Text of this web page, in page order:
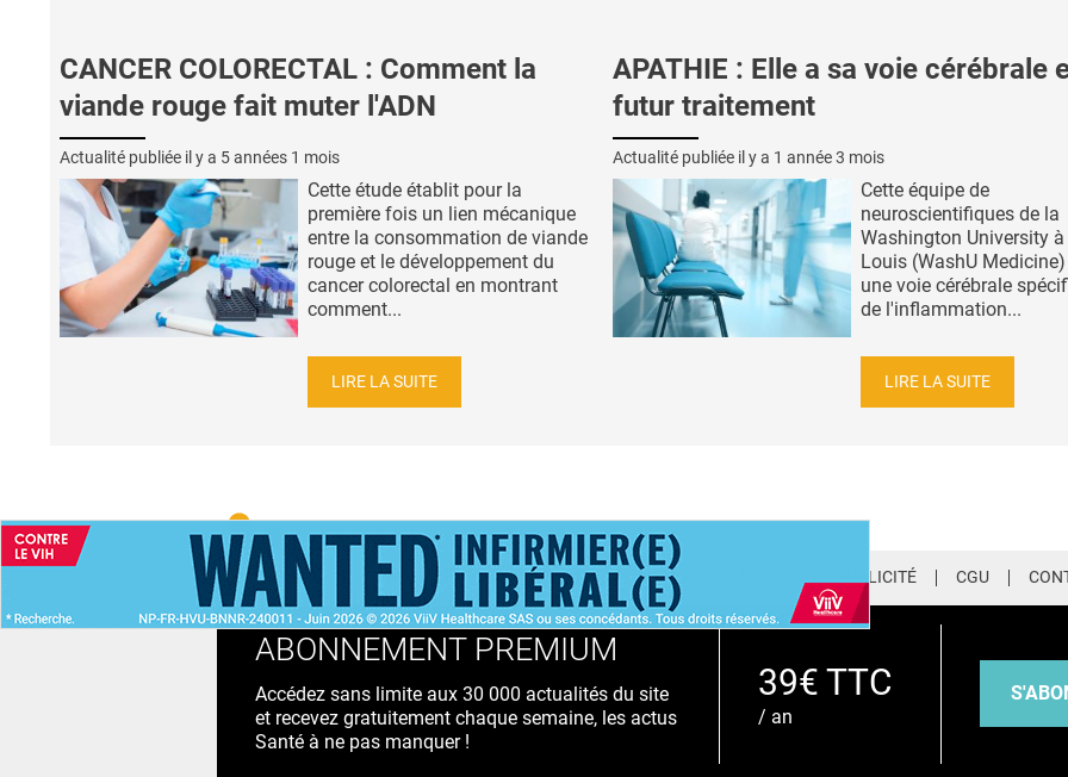
CANCER COLORECTAL : Comment la
viande rouge fait muter l'ADN
Actualité publiée il y a 5 années 1 mois
Cette étude établit pour la
première fois un lien mécanique
entre la consommation de viande
rouge et le développement du
cancer colorectal en montrant
comment...
LIRE LA SUITE
APATHIE : Elle a sa voie cérébrale
futur traitement
Actualité publiée il y a 1 année 3 mois
Cette équipe de
neuroscientifiques de la
Washington University
Louis (WashU
une voie cérébrale
de l'inflammation...
LIRE LA SUITE
ACCUEIL NEWSLETTER QUI SOMMES-NOUS ? PUBLICITÉ CGU
ABONNEMENT PREMIUM
Accédez sans limite aux 30 000 actualités du site
et recevez gratuitement chaque semaine, les actus
Santé à ne pas manquer !
39€ TTC
/ an